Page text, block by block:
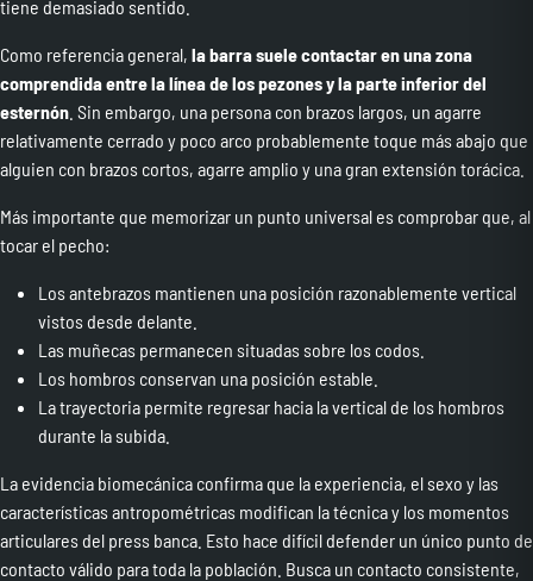
tiene demasiado sentido.
Como referencia general, la barra suele contactar en una zona
comprendida entre la línea de los pezones y la parte inferior del
esternón . Sin embargo, una persona con brazos largos, un agarre
relativamente cerrado y poco arco probablemente toque más abajo que
alguien con brazos cortos, agarre amplio y una gran extensión torácica.
Más importante que memorizar un punto universal es comprobar que, al
tocar el pecho:
Los antebrazos mantienen una posición razonablemente vertical
vistos desde delante.
Las muñecas permanecen situadas sobre los codos.
Los hombros conservan una posición estable.
La trayectoria permite regresar hacia la vertical de los hombros
durante la subida.
La evidencia biomecánica confirma que la experiencia, el sexo y las
características antropométricas modifican la técnica y los momentos
articulares del press banca. Esto hace difícil defender un único punto de
contacto válido para toda la población. Busca un contacto consistente,